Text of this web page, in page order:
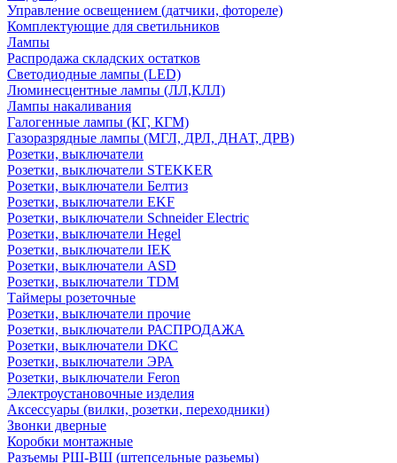
Управление освещением (датчики, фотореле)
Комплектующие для светильников
Лампы
Распродажа складских остатков
Светодиодные лампы (LED)
Люминесцентные лампы (ЛЛ,КЛЛ)
Лампы накаливания
Галогенные лампы (КГ, КГМ)
Газоразрядные лампы (МГЛ, ДРЛ, ДНАТ, ДРВ)
Розетки, выключатели
Розетки, выключатели STEKKER
Розетки, выключатели Белтиз
Розетки, выключатели EKF
Розетки, выключатели Schneider Electric
Розетки, выключатели Hegel
Розетки, выключатели IEK
Розетки, выключатели ASD
Розетки, выключатели TDM
Таймеры розеточные
Розетки, выключатели прочие
Розетки, выключатели РАСПРОДАЖА
Розетки, выключатели DKC
Розетки, выключатели ЭРА
Розетки, выключатели Feron
Электроустановочные изделия
Аксессуары (вилки, розетки, переходники)
Звонки дверные
Коробки монтажные
Разъемы РШ-ВШ (штепсельные разьемы)